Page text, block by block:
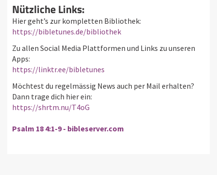
Nützliche Links:
Hier geht’s zur kompletten Bibliothek:
https://bibletunes.de/bibliothek
Zu allen Social Media Plattformen und Links zu unseren
Apps:
https://linktr.ee/bibletunes
Möchtest du regelmässig News auch per Mail erhalten?
Dann trage dich hier ein:
https://shrtm.nu/T4oG
Psalm 18 4:1-9 - bibleserver.com